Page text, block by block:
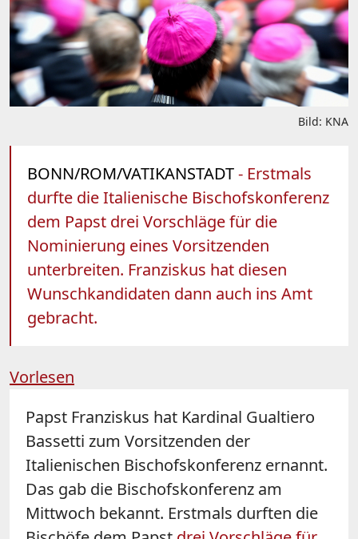
Bild: KNA
BONN/ROM/VATIKANSTADT- Erstmals
durfte die Italienische Bischofskonferenz
dem Papst drei Vorschläge für die
Nominierung eines Vorsitzenden
unterbreiten. Franziskus hat diesen
Wunschkandidaten dann auch ins Amt
gebracht.
Vorlesen
Papst Franziskus hat Kardinal Gualtiero
Bassetti zum Vorsitzenden der
Italienischen Bischofskonferenz ernannt.
Das gab die Bischofskonferenz am
Mittwoch bekannt. Erstmals durften die